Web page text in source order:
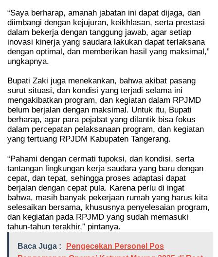
“Saya berharap, amanah jabatan ini dapat dijaga, dan
diimbangi dengan kejujuran, keikhlasan, serta prestasi
dalam bekerja dengan tanggung jawab, agar setiap
inovasi kinerja yang saudara lakukan dapat terlaksana
dengan optimal, dan memberikan hasil yang maksimal,”
ungkapnya.
Bupati Zaki juga menekankan, bahwa akibat pasang
surut situasi, dan kondisi yang terjadi selama ini
mengakibatkan program, dan kegiatan dalam RPJMD
belum berjalan dengan maksimal. Untuk itu, Bupati
berharap, agar para pejabat yang dilantik bisa fokus
dalam percepatan pelaksanaan program, dan kegiatan
yang tertuang RPJDM Kabupaten Tangerang.
“Pahami dengan cermati tupoksi, dan kondisi, serta
tantangan lingkungan kerja saudara yang baru dengan
cepat, dan tepat, sehingga proses adaptasi dapat
berjalan dengan cepat pula. Karena perlu di ingat
bahwa, masih banyak pekerjaan rumah yang harus kita
selesaikan bersama, khususnya penyelesaian program,
dan kegiatan pada RPJMD yang sudah memasuki
tahun-tahun terakhir,” pintanya.
Baca Juga :
Pengecekan Personel Pos